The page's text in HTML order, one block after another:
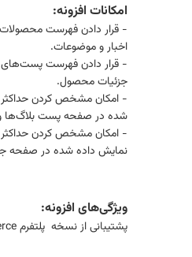
امکانات افزونه:
- قرار دادن فهرست
اخبار و موضوعات.
- قرار دادن فهرست پست‌های
جزئیات محصول.
- امکان مشخص کردن
شده در صفحه پست بلاگ‌ها و
- امکان مشخص کردن حداکثر
نمایش داده شده در صفحه
ویژگی‌های افزونه:
پشتیبانی از نسخه پلتفرم nopCommerce.